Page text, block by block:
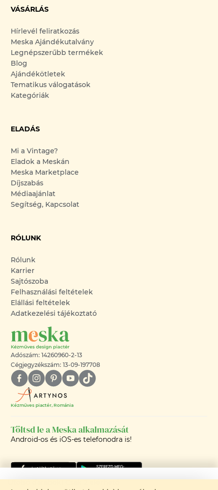
Utolsó darabok! Csak 2 elérhető
VÁSÁRLÁS
Hírlevél feliratkozás
Meska Ajándékutalvány
Legnépszerűbb termékek
Blog
Ajándékötletek
Tematikus válogatások
Kategóriák
ELADÁS
Mi a Vintage?
Eladok a Meskán
Meska Marketplace
Díjszabás
Médiaajánlat
Segítség, Kapcsolat
RÓLUNK
Rólunk
Karrier
Sajtószoba
Felhasználási feltételek
Elállási feltételek
Adatkezelési tájékoztató
Adószám: 14260960-2-13
Cégjegyzékszám: 13-09-197708
Kézműves piactér, Románia
Töltsd le a Meska alkalmazását
Android-os és iOS-es telefonodra is!